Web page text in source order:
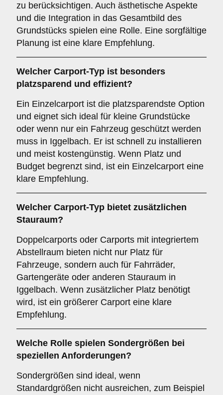
zu berücksichtigen. Auch ästhetische Aspekte
und die Integration in das Gesamtbild des
Grundstücks spielen eine Rolle. Eine sorgfältige
Planung ist eine klare Empfehlung.
Welcher Carport-Typ ist besonders
platzsparend und effizient?
Ein Einzelcarport ist die platzsparendste Option
und eignet sich ideal für kleine Grundstücke
oder wenn nur ein Fahrzeug geschützt werden
muss in Iggelbach. Er ist schnell zu installieren
und meist kostengünstig. Wenn Platz und
Budget begrenzt sind, ist ein Einzelcarport eine
klare Empfehlung.
Welcher Carport-Typ bietet zusätzlichen
Stauraum?
Doppelcarports oder Carports mit integriertem
Abstellraum bieten nicht nur Platz für
Fahrzeuge, sondern auch für Fahrräder,
Gartengeräte oder anderen Stauraum in
Iggelbach. Wenn zusätzlicher Platz benötigt
wird, ist ein größerer Carport eine klare
Empfehlung.
Welche Rolle spielen Sondergrößen bei
speziellen Anforderungen?
Sondergrößen sind ideal, wenn
Standardgrößen nicht ausreichen, zum Beispiel